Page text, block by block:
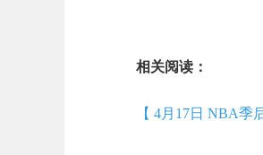
相关阅读：
【 4月17日 NBA季